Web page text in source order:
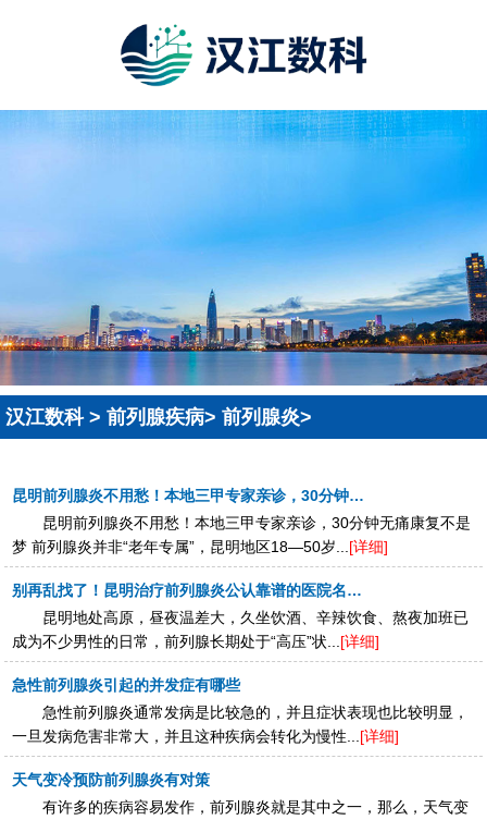
汉江数科>前列腺疾病>前列腺炎>
昆明前列腺炎不用愁！本地三甲专家亲诊，30分钟无痛康复不是梦
昆明前列腺炎不用愁！本地三甲专家亲诊，30分钟无痛康复不是
梦 前列腺炎并非“老年专属”，昆明地区18—50岁... [详细]
别再乱找了！昆明治疗前列腺炎公认靠谱的医院名单（2025真实患者口碑推荐）
昆明地处高原，昼夜温差大，久坐饮酒、辛辣饮食、熬夜加班已
成为不少男性的日常，前列腺长期处于“高压”状... [详细]
急性前列腺炎引起的并发症有哪些
急性前列腺炎通常发病是比较急的，并且症状表现也比较明显，
一旦发病危害非常大，并且这种疾病会转化为慢性... [详细]
天气变冷预防前列腺炎有对策
有许多的疾病容易发作，前列腺炎就是其中之一，那么，天气变